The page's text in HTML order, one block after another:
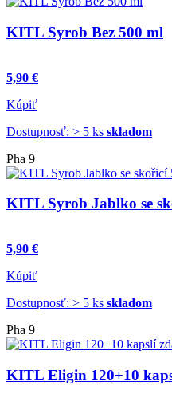
KITL Syrob Bez 500 ml
5,90 €
Kúpiť
Dostupnosť: > 5 ks skladom
Pha 9
KITL Syrob Jablko se
5,90 €
Kúpiť
Dostupnosť: > 5 ks skladom
Pha 9
KITL Eligin 120+10